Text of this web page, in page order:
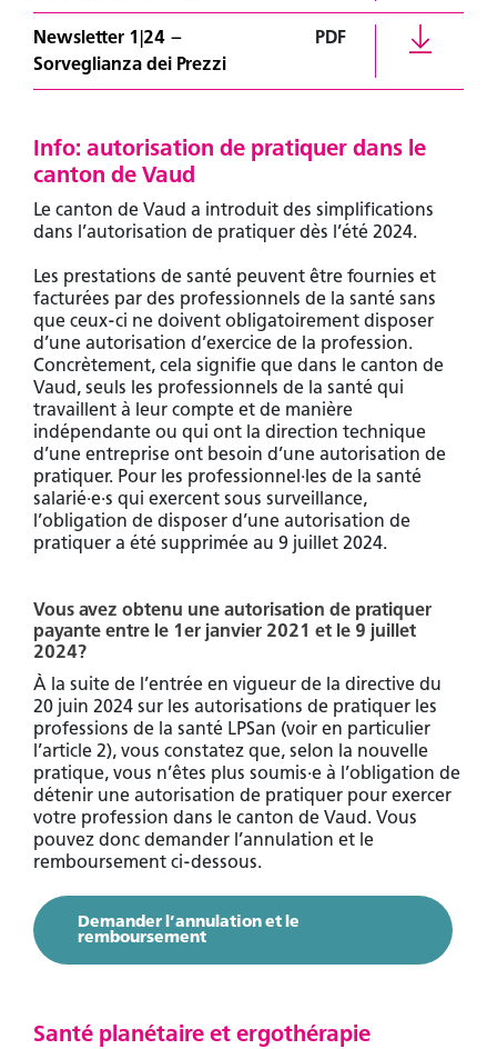
Newsletter 1|24 –
Sorveglianza dei Prezzi
PDF
Info: autorisation de pratiquer dans le
canton de Vaud
Le canton de Vaud a introduit des simplifications
dans l’autorisation de pratiquer dès l’été 2024.
Les prestations de santé peuvent être fournies et
facturées par des professionnels de la santé sans
que ceux-ci ne doivent obligatoirement disposer
d’une autorisation d’exercice de la profession.
Concrètement, cela signifie que dans le canton de
Vaud, seuls les professionnels de la santé qui
travaillent à leur compte et de manière
indépendante ou qui ont la direction technique
d’une entreprise ont besoin d’une autorisation de
pratiquer. Pour les professionnel·les de la santé
salarié·e·s qui exercent sous surveillance,
l’obligation de disposer d’une autorisation de
pratiquer a été supprimée au 9 juillet 2024.
Vous avez obtenu une autorisation de pratiquer
payante entre le 1er janvier 2021 et le 9 juillet
2024?
À la suite de l’entrée en vigueur de la directive du
20 juin 2024 sur les autorisations de pratiquer les
professions de la santé LPSan (voir en particulier
l’article 2), vous constatez que, selon la nouvelle
pratique, vous n’êtes plus soumis·e à l’obligation de
détenir une autorisation de pratiquer pour exercer
votre profession dans le canton de Vaud. Vous
pouvez donc demander l’annulation et le
remboursement ci-dessous.
Demander l’annulation et le
remboursement
Santé planétaire et ergothérapie